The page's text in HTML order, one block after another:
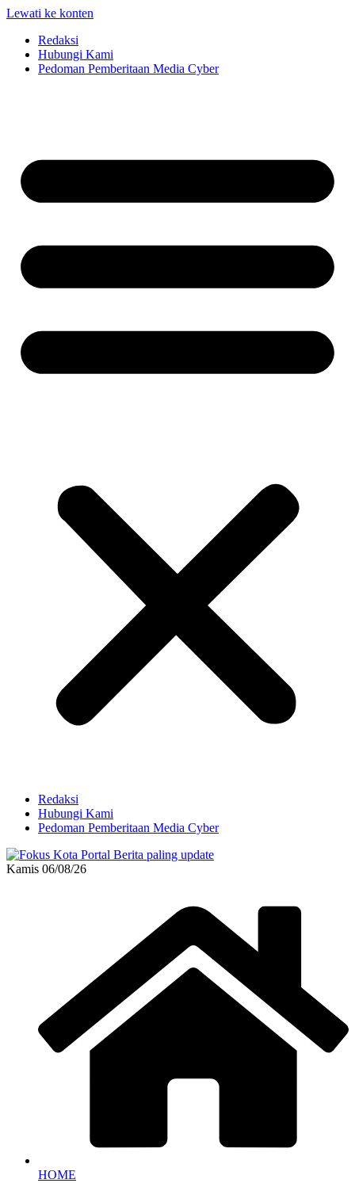
Lewati ke konten
Redaksi
Hubungi Kami
Pedoman Pemberitaan Media Cyber
Redaksi
Hubungi Kami
Pedoman Pemberitaan Media Cyber
Kamis 06/08/26
HOME